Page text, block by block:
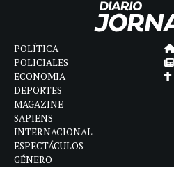
POLÍTICA
POLICIALES
ECONOMIA
DEPORTES
MAGAZINE
SAPIENS
INTERNACIONAL
ESPECTÁCULOS
GÉNERO